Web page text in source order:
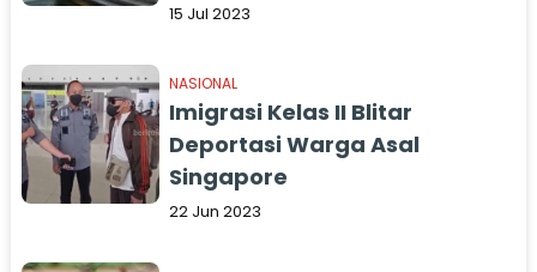
15 Jul 2023
NASIONAL
Imigrasi Kelas II Blitar
Deportasi Warga Asal
Singapore
22 Jun 2023